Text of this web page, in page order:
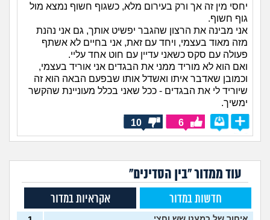
יחסי מין זה אך ורק בעירום מלא, כשגוף חשוף נמצא מול
גוף חשוף.
אני מבינה את הרצון שהגבר יפשיט אותך, גם אני נהנת
מזה מאוד בעצמי, ויחד עם זאת, אני בחיים לא אשתף
פעולה עם סקס כשאני עדיין עם חוט אחד עליי.
ואם הוא לא מוריד ממני את הבגדים אני אוריד בעצמי,
וכמובן שאדבר איתו ואשדל אותו שבפעם הבאה הוא זה
שיוריד לי את הבגדים - ככל שאני בכלל מעוניינת שהקשר
ימשיך.
6
10
עוד ממדור "בין הסדינים"
חדשות במדור אקראיות במדור